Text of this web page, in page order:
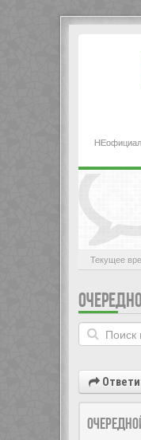
Текущее